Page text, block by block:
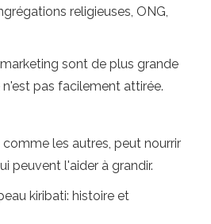
religieuses, ONG,
sont de plus grande
pas facilement attirée.
les autres, peut nourrir
peuvent l'aider à grandir.
kiribati: histoire et